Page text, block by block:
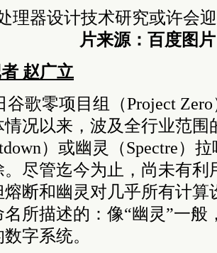
理器设计技术研究或许会
片来源：百度图片
赵广立
谷歌零项目组（Project
情况以来，波及全行业范
）或幽灵（Spectre）
尽管迄今为止，尚未有利
熔断和幽灵对几乎所有计算
所描述的：像“幽灵”一般
字系统。